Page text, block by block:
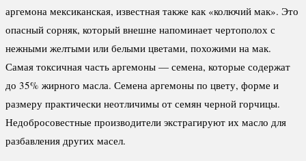
аргемона мексиканская, известная также как «колючий мак». Это
опасный сорняк, который внешне напоминает чертополох с
нежными желтыми или белыми цветами, похожими на мак.
Самая токсичная часть аргемоны — семена, которые содержат
до 35% жирного масла. Семена аргемоны по цвету, форме и
размеру практически неотличимы от семян черной горчицы.
Недобросовестные производители экстрагируют их масло для
разбавления других масел.